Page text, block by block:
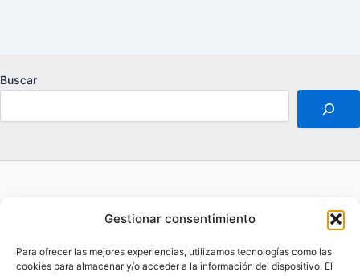
Gestionar consentimiento
Para ofrecer las mejores experiencias, utilizamos tecnologías como las
cookies para almacenar y/o acceder a la información del dispositivo. El
Buscar
Aviso legal
Contacto
Política de privacidad